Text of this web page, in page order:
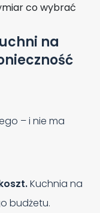
na
– i nie ma
Kuchnia na
budżetu.